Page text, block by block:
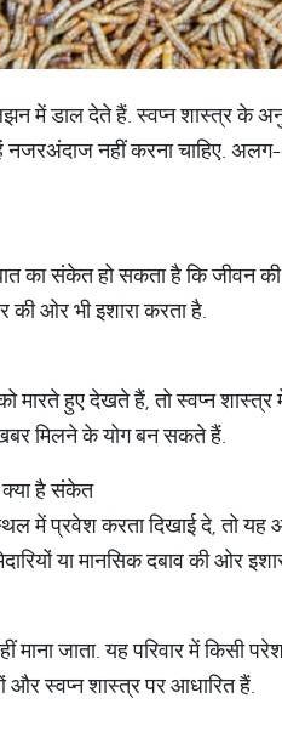
में डाल देते हैं. स्वप्न शास्त्र के
नजरअंदाज नहीं करना चाहिए.
का संकेत हो सकता है कि जीवन
की ओर भी इशारा करता है.
हुए देखते हैं, तो स्वप्न शास्त्र
मिलने के योग बन सकते हैं.
है संकेत
में प्रवेश करता दिखाई दे, तो यह
या मानसिक दबाव की ओर
जाता. यह परिवार में किसी
और स्वप्न शास्त्र पर आधारित हैं.